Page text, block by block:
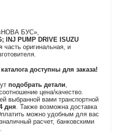
БУС»,
INJ PUMP DRIVE ISUZU
часть оригинальная, и
доступны для заказа!
подобрать детали,
цена/качество.
выбранной вами транспортной
дня. Также возможна доставка
можно удобным для вас
расчет, банковскими